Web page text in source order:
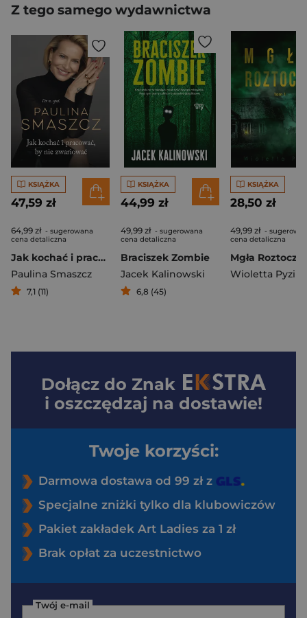
Z tego samego wydawnictwa
KSIĄŻKA
47,59 zł
64,99 zł - sugerowana
cena detaliczna
Jak kochać i pracować, by nie zwariować
Paulina Smaszcz
7,1 (11)
KSIĄŻKA
44,99 zł
49,99 zł - sugerowana
cena detaliczna
Braciszek Zombie
Jacek Kalinowski
6,8 (45)
KSIĄŻKA
28,50 zł
49,99 zł -
cena detaliczna
Wioletta Pyzik
Dołącz do Znak
i oszczędzaj na dostawie!
Twoje korzyści:
Darmowa dostawa od 99 zł z
Specjalne zniżki tylko dla klubowiczów
Pakiet zakładek Art Ladies za 1 zł
Brak opłat za uczestnictwo
Twój e-mail